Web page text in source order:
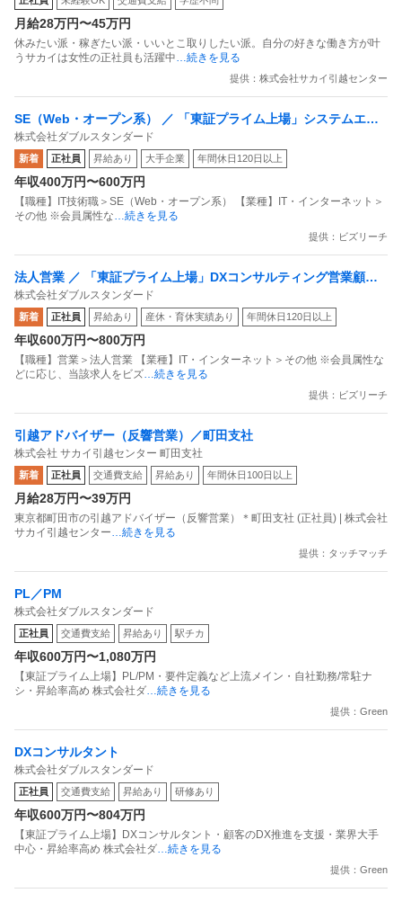
月給28万円〜45万円
休みたい派・稼ぎたい派・いいとこ取りしたい派。自分の好きな働き方が叶
うサカイは女性の正社員も活躍中…続きを見る
提供：株式会社サカイ引越センター
SE（Web・オープン系） ／ 「東証プライム上場」システムエン
ジニア（Web・オープン系）自社サービス＆プライム案件自社勤
務／常駐ナシ昇給率高め
株式会社ダブルスタンダード
新着 正社員 昇給あり 大手企業 年間休日120日以上
年収400万円〜600万円
【職種】IT技術職＞SE（Web・オープン系） 【業種】IT・インターネット＞
その他 ※会員属性な…続きを見る
提供：ビズリーチ
法人営業 ／ 「東証プライム上場」DXコンサルティング営業顧客
のDX推進を支援業界大手中心昇給率高め
株式会社ダブルスタンダード
新着 正社員 昇給あり 産休・育休実績あり 年間休日120日以上
年収600万円〜800万円
【職種】営業＞法人営業 【業種】IT・インターネット＞その他 ※会員属性な
どに応じ、当該求人をビズ…続きを見る
提供：ビズリーチ
引越アドバイザー（反響営業）／町田支社
株式会社 サカイ引越センター 町田支社
新着 正社員 交通費支給 昇給あり 年間休日100日以上
月給28万円〜39万円
東京都町田市の引越アドバイザー（反響営業）＊町田支社 (正社員) | 株式会社
サカイ引越センター…続きを見る
提供：タッチマッチ
PL／PM
株式会社ダブルスタンダード
正社員 交通費支給 昇給あり 駅チカ
年収600万円〜1,080万円
【東証プライム上場】PL/PM・要件定義など上流メイン・自社勤務/常駐ナ
シ・昇給率高め 株式会社ダ…続きを見る
提供：Green
DXコンサルタント
株式会社ダブルスタンダード
正社員 交通費支給 昇給あり 研修あり
年収600万円〜804万円
【東証プライム上場】DXコンサルタント・顧客のDX推進を支援・業界大手
中心・昇給率高め 株式会社ダ…続きを見る
提供：Green